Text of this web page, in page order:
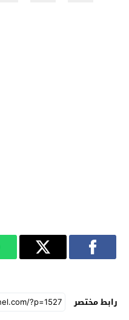
رابط مختصر